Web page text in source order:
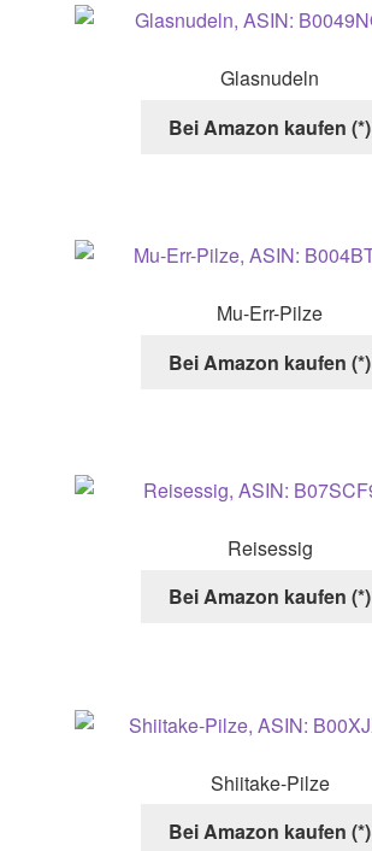
Glasnudeln
Bei Amazon kaufen (*)
Mu-Err-Pilze
Bei Amazon kaufen (*)
Reisessig
Bei Amazon kaufen (*)
Shiitake-Pilze
Bei Amazon kaufen (*)